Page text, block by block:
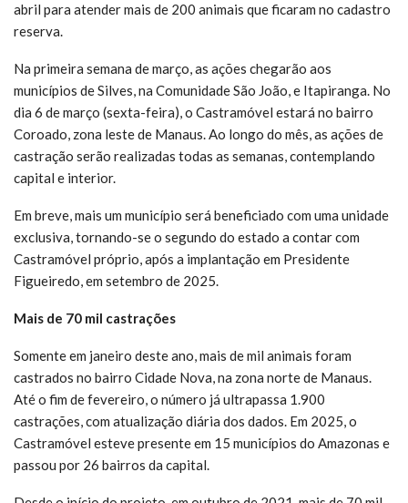
abril para atender mais de 200 animais que ficaram no cadastro
reserva.
Na primeira semana de março, as ações chegarão aos
municípios de Silves, na Comunidade São João, e Itapiranga. No
dia 6 de março (sexta-feira), o Castramóvel estará no bairro
Coroado, zona leste de Manaus. Ao longo do mês, as ações de
castração serão realizadas todas as semanas, contemplando
capital e interior.
Em breve, mais um município será beneficiado com uma unidade
exclusiva, tornando-se o segundo do estado a contar com
Castramóvel próprio, após a implantação em Presidente
Figueiredo, em setembro de 2025.
Mais de 70 mil castrações
Somente em janeiro deste ano, mais de mil animais foram
castrados no bairro Cidade Nova, na zona norte de Manaus.
Até o fim de fevereiro, o número já ultrapassa 1.900
castrações, com atualização diária dos dados. Em 2025, o
Castramóvel esteve presente em 15 municípios do Amazonas e
passou por 26 bairros da capital.